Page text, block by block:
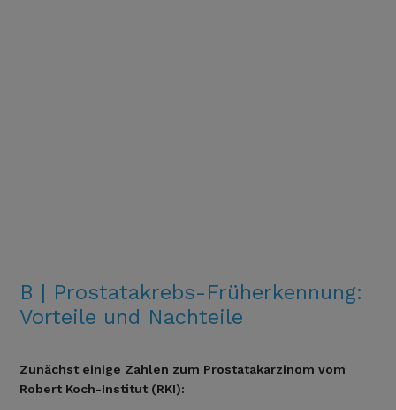
B | Prostatakrebs-Früherkennung:
Vorteile und Nachteile
Zunächst einige Zahlen zum Prostatakarzinom vom
Robert Koch-Institut (RKI):